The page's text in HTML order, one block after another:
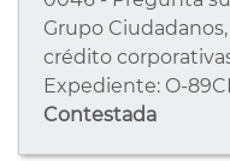
Grupo
crédito
Expediente: O-
Contestada